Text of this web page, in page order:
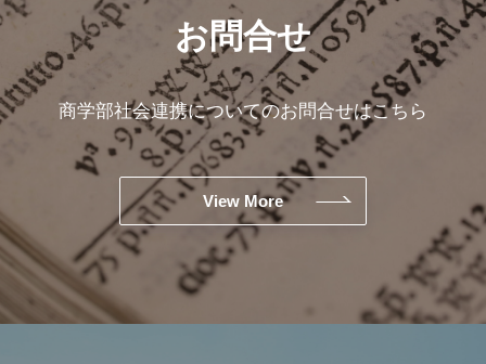
お問合せ
商学部社会連携についてのお問合せはこちら
View More